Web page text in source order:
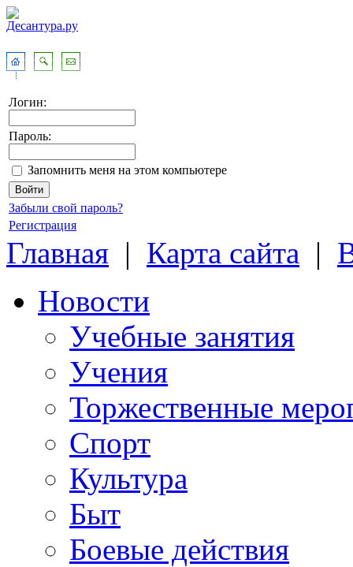
Логин:
Пароль:
Запомнить меня на этом компьютере
Забыли свой пароль?
Регистрация
Главная | Карта сайта |
Новости
Учебные занятия
Учения
Торжественные
Спорт
Культура
Быт
Боевые действия